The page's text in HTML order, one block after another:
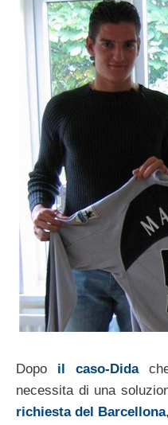
Dopo il caso-Dida
necessita di una
richiesta del Barcellona